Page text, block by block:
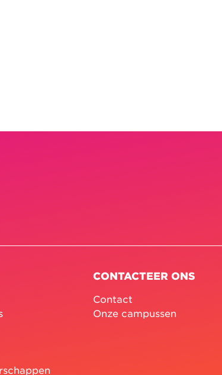
CONTACTEER ONS
Contact
Onze campussen